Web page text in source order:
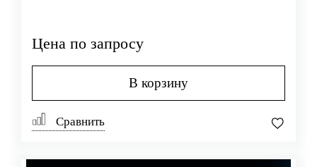
Цена по запросу
В корзину
Сравнить